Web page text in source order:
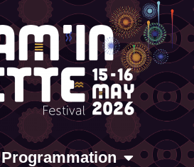
Programmation